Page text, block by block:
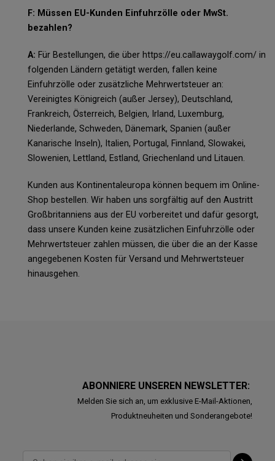
F: Müssen EU-Kunden Einfuhrzölle oder MwSt.
bezahlen?
A: Für Bestellungen, die über https://eu.callawaygolf.com/ in
folgenden Ländern getätigt werden, fallen keine
Einfuhrzölle oder zusätzliche Mehrwertsteuer an:
Vereinigtes Königreich (außer Jersey), Deutschland,
Frankreich, Österreich, Belgien, Irland, Luxemburg,
Niederlande, Schweden, Dänemark, Spanien (außer
Kanarische Inseln), Italien, Portugal, Finnland, Slowakei,
Slowenien, Lettland, Estland, Griechenland und Litauen.
Kunden aus Kontinentaleuropa können bequem im Online-
Shop bestellen. Wir haben uns sorgfältig auf den Austritt
Großbritanniens aus der EU vorbereitet und dafür gesorgt,
dass unsere Kunden keine zusätzlichen Einfuhrzölle oder
Mehrwertsteuer zahlen müssen, die über die an der Kasse
angegebenen Kosten für Versand und Mehrwertsteuer
hinausgehen.
ABONNIERE UNSEREN NEWSLETTER:
Melden Sie sich an, um exklusive E-Mail-Aktionen,
Produktneuheiten und Sonderangebote!